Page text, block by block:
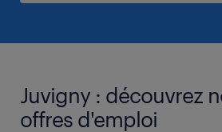
Juvigny : découvrez
offres d'emploi